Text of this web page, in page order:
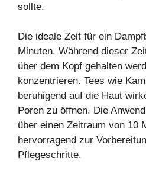
sollte.
Die ideale Zeit für ein
Minuten. Während dieser
über dem Kopf gehalten
konzentrieren. Tees wie
beruhigend auf die Haut
Poren zu öffnen. Die
über einen Zeitraum von 10
hervorragend zur
Pflegeschritte.